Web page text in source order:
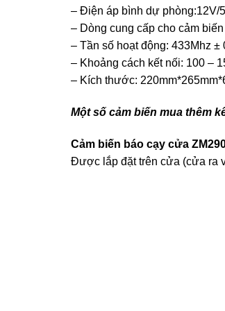
– Điện áp bình dự phòng:12V/
– Dòng cung cấp cho cảm
– Tần số hoạt động: 433Mhz ±
– Khoảng cách kết nối: 100 –
– Kích thước:
Một số cảm biến mua thêm
Cảm biến báo cạy cửa
Được lắp đặt trên cửa (cửa ra